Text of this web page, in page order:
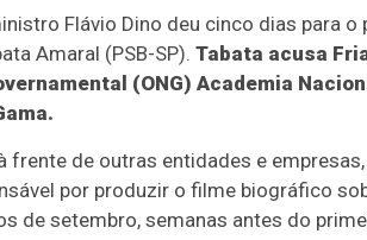
Flávio Dino deu cinco dias para
Amaral (PSB-SP). Tabata acusa
(ONG) Academia
frente de outras entidades e
por produzir o filme biográfico
de setembro, semanas antes do